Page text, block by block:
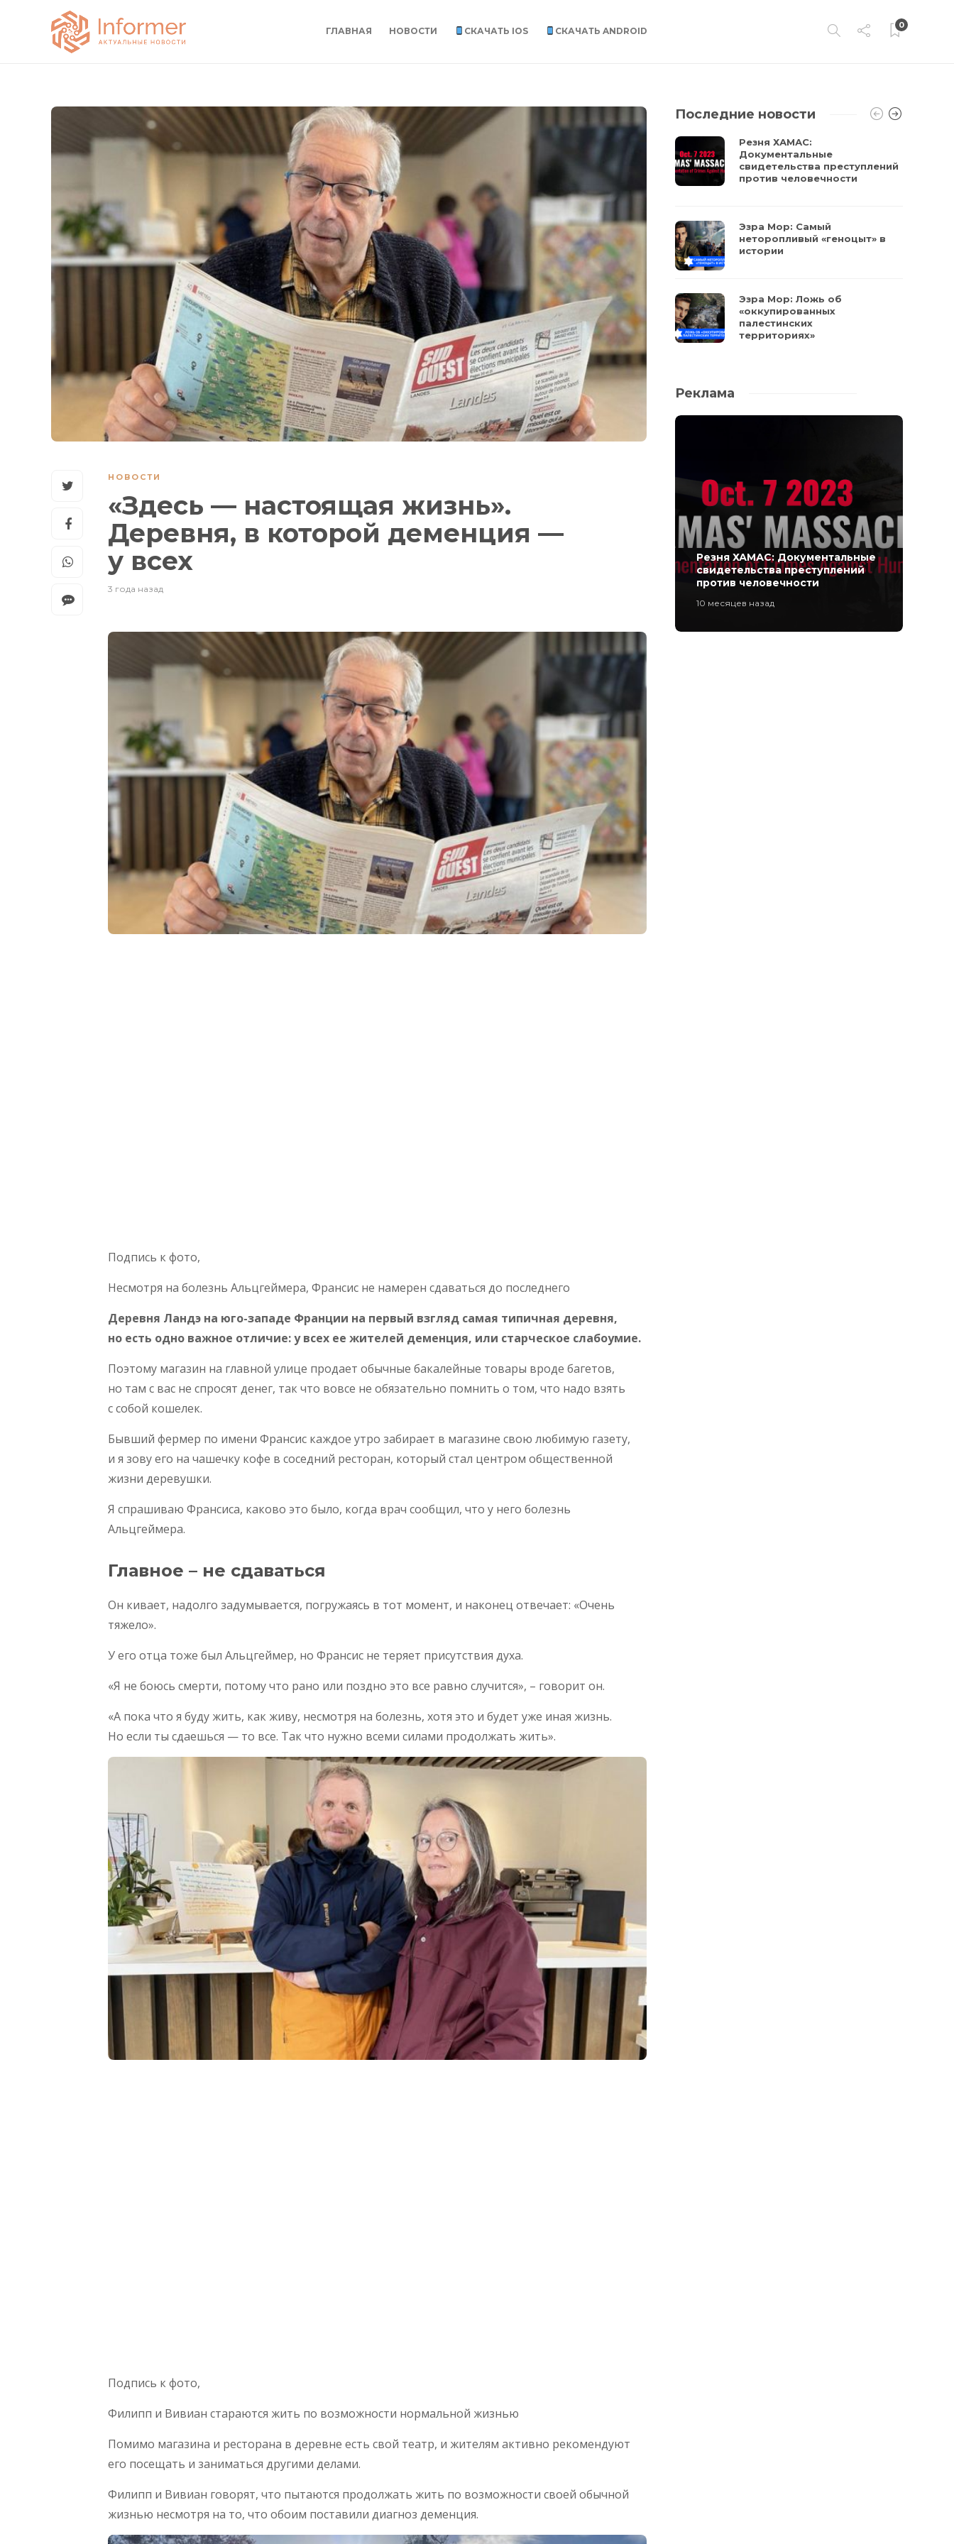
ГЛАВНАЯ НОВОСТИ СКАЧАТЬ IOS СКАЧАТЬ ANDROID
0
НОВОСТИ
«Здесь — настоящая жизнь».
Деревня, в которой деменция —
у всех
3 года назад
Подпись к фото,
Несмотря на болезнь Альцгеймера, Франсис не намерен сдаваться до последнего
Деревня Ландэ на юго-западе Франции на первый взгляд самая типичная деревня,
но есть одно важное отличие: у всех ее жителей деменция, или старческое слабоумие.
Поэтому магазин на главной улице продает обычные бакалейные товары вроде багетов,
но там с вас не спросят денег, так что вовсе не обязательно помнить о том, что надо взять
с собой кошелек.
Бывший фермер по имени Франсис каждое утро забирает в магазине свою любимую газету,
и я зову его на чашечку кофе в соседний ресторан, который стал центром общественной
жизни деревушки.
Я спрашиваю Франсиса, каково это было, когда врач сообщил, что у него болезнь
Альцгеймера.
Главное – не сдаваться
Он кивает, надолго задумывается, погружаясь в тот момент, и наконец отвечает: «Очень
тяжело».
У его отца тоже был Альцгеймер, но Франсис не теряет присутствия духа.
«Я не боюсь смерти, потому что рано или поздно это все равно случится», – говорит он.
«А пока что я буду жить, как живу, несмотря на болезнь, хотя это и будет уже иная жизнь.
Но если ты сдаешься — то все. Так что нужно всеми силами продолжать жить».
Подпись к фото,
Филипп и Вивиан стараются жить по возможности нормальной жизнью
Помимо магазина и ресторана в деревне есть свой театр, и жителям активно рекомендуют
его посещать и заниматься другими делами.
Филипп и Вивиан говорят, что пытаются продолжать жить по возможности своей обычной
жизнью несмотря на то, что обоим поставили диагноз деменция.
Последние новости
Резня ХАМАС:
Документальные
свидетельства преступлений
против человечности
Эзра Мор: Самый
неторопливый «геноцыт» в
истории
Эзра Мор: Ложь об
«оккупированных
палестинских
территориях»
Реклама
Резня ХАМАС: Документальные
свидетельства преступлений
против человечности
10 месяцев назад